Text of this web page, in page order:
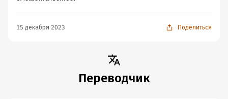
15 декабря 2023 Поделиться
Переводчик